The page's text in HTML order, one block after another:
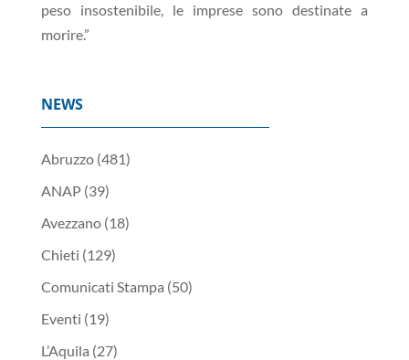
peso insostenibile, le imprese sono destinate a
morire.”
NEWS
Abruzzo(481)
ANAP(39)
Avezzano(18)
Chieti (129)
Comunicati Stampa (50)
Eventi (19)
L’Aquila (27)